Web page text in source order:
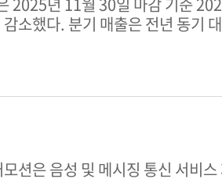
소했다. 분기 매출은 전년 동기